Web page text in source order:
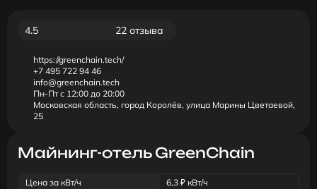
Майнинг-отель GreenChain
Цена за кВт/ч
6,3 ₽ кВт/ч
4.5 22 отзыва
https://greenchain.tech/
+7 495 722 94 46
info@greenchain.tech
Пн-Пт с 12:00 до 20:00
Московская область, город Королёв, улица Марины Цветаевой,
25